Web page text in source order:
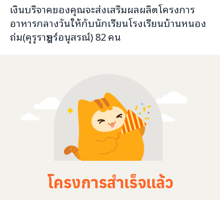
เงินบริจาคของคุณจะส่งเสริมผลผลิตโครงการ
อาหารกลางวันให้กับนักเรียนโรงเรียนบ้านหนอง
ถ่ม(คุรุราษฎร์อนุสรณ์)82คน
โครงการสำเร็จแล้ว